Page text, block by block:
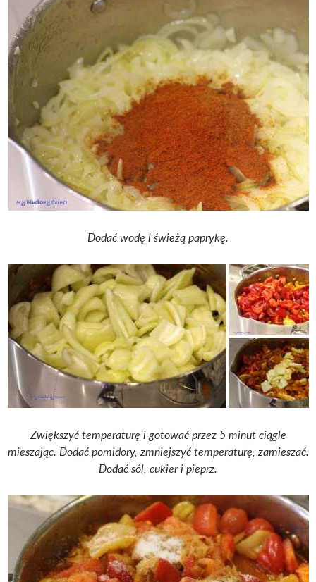
Dodać wodę i świeżą paprykę.
Zwiększyć temperaturę i gotować przez 5 minut ciągle
mieszając. Dodać pomidory, zmniejszyć temperaturę, zamieszać.
Dodać sól, cukier i pieprz.